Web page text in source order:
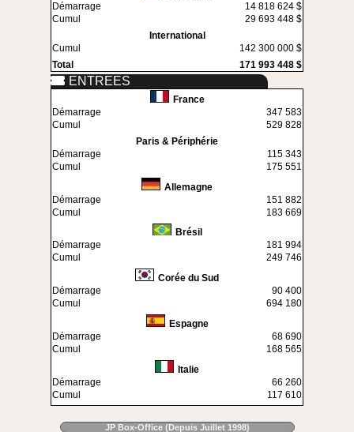
Démarrage
14 818 624 $
Cumul
29 693 448 $
International
Cumul
142 300 000 $
Total
171 993 448 $
ENTREES
France
Démarrage
347 583
Cumul
529 828
Paris & Périphérie
Démarrage
115 343
Cumul
175 551
Allemagne
Démarrage
151 882
Cumul
183 669
Brésil
Démarrage
181 994
Cumul
249 746
Corée du Sud
Démarrage
90 400
Cumul
694 180
Espagne
Démarrage
68 690
Cumul
168 565
Italie
Démarrage
66 260
Cumul
117 610
JP Box-Office (Depuis Juillet 1998)